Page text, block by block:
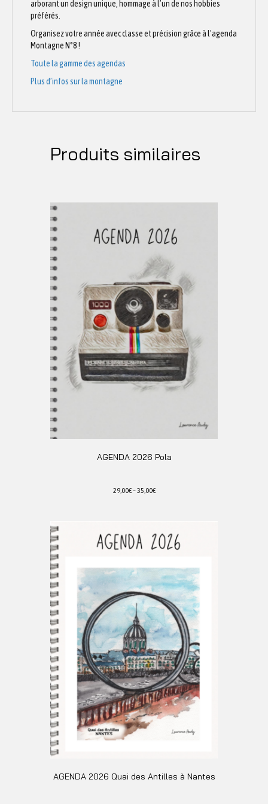
arborant un design unique, hommage à l’un de nos hobbies
préférés.
Organisez votre année avec classe et précision grâce à l’agenda
Montagne N°8 !
Toute la gamme des agendas
Plus d’infos sur la montagne
Produits similaires
AGENDA 2026 Pola
29,00€–35,00€
plusieurs
variations.
options
peuvent
être
choisies
sur
la
page
du
produit
AGENDA 2026 Quai des Antilles à Nantes